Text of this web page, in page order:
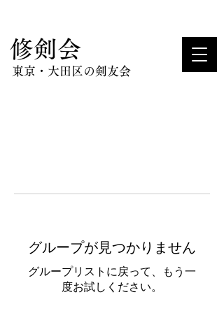
​修剣会
東京・大田区の剣友会
グループが見つかりません
グループリストに戻って、もう一
度お試しください。